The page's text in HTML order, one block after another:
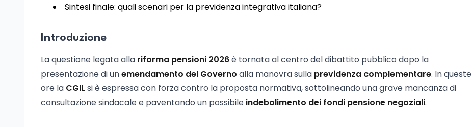
Sintesi finale: quali scenari per la previdenza integrativa italiana?
Introduzione
La questione legata alla riforma pensioni 2026è tornata al centro del dibattito pubblico dopo la
presentazione di unemendamento del Governo alla manovra sulla previdenza complementare. In queste
ore la CGIL si è espressa con forza contro la proposta normativa, sottolineando una grave mancanza di
consultazione sindacale e paventando un possibile indebolimento dei fondi pensione negoziali.